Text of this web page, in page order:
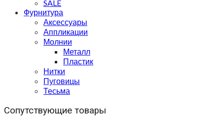
SALE
Фурнитура
Аксессуары
Аппликации
Молнии
Металл
Пластик
Нитки
Пуговицы
Тесьма
Сопутствующие товары